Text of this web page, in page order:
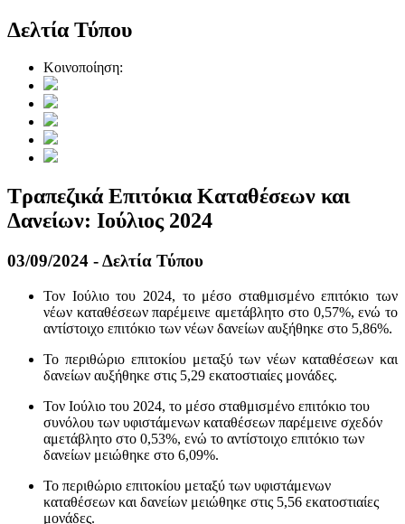
Δελτία Τύπου
Κοινοποίηση:
Τραπεζικά Επιτόκια Καταθέσεων και
Δανείων: Ιούλιος 2024
03/09/2024 - Δελτία Τύπου
Τον Ιούλιο του 2024, το μέσο σταθμισμένο επιτόκιο των
νέων καταθέσεων παρέμεινε αμετάβλητο στο 0,57%, ενώ το
αντίστοιχο επιτόκιο των νέων δανείων αυξήθηκε στο 5,86%.
Το περιθώριο επιτοκίου μεταξύ των νέων καταθέσεων και
δανείων αυξήθηκε στις 5,29 εκατοστιαίες μονάδες.
Τον Ιούλιο του 2024, το μέσο σταθμισμένο επιτόκιο του
συνόλου των υφιστάμενων καταθέσεων παρέμεινε σχεδόν
αμετάβλητο στο 0,53%, ενώ το αντίστοιχο επιτόκιο των
δανείων μειώθηκε στο 6,09%.
Το περιθώριο επιτοκίου μεταξύ των υφιστάμενων
καταθέσεων και δανείων μειώθηκε στις 5,56 εκατοστιαίες
μονάδες.